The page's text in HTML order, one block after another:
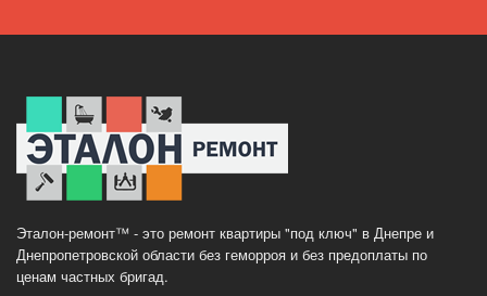
Эталон-ремонт™ - это ремонт квартиры "под ключ" в Днепре и
Днепропетровской области без геморроя и без предоплаты по
ценам частных бригад.